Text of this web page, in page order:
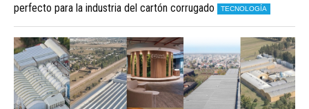
perfecto para la industria del cartón corrugado
TECNOLOGÍA